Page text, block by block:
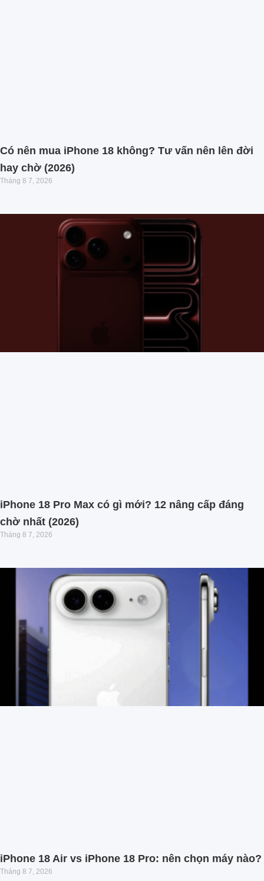
Có nên mua iPhone 18 không? Tư vấn nên lên đời
hay chờ (2026)
Tháng 8 7, 2026
iPhone 18 Pro Max có gì mới? 12 nâng cấp đáng
chờ nhất (2026)
Tháng 8 7, 2026
iPhone 18 Air vs iPhone 18 Pro: nên chọn máy nào?
Tháng 8 7, 2026